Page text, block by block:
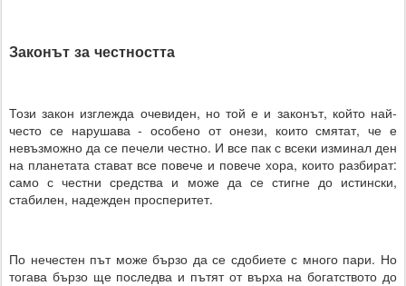
Законът за честността
Този закон изглежда очевиден, но той е и законът, който най-
често се нарушава - особено от онези, които смятат, че е
невъзможно да се печели честно. И все пак с всеки изминал ден
на планетата стават все повече и повече хора, които разбират:
само с честни средства и може да се стигне до истински,
стабилен, надежден просперитет.
По нечестен път може бързо да се сдобиете с много пари. Но
тогава бързо ще последва и пътят от върха на богатството до